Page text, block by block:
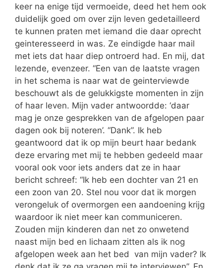
keer na enige tijd vermoeide, deed het hem ook
duidelijk goed om over zijn leven gedetailleerd
te kunnen praten met iemand die daar oprecht
geinteresseerd in was. Ze eindigde haar mail
met iets dat haar diep ontroerd had. En mij, dat
lezende, evenzeer. “Een van de laatste vragen
in het schema is naar wat de geinterviewde
beschouwt als de gelukkigste momenten in zijn
of haar leven. Mijn vader antwoordde: ‘daar
mag je onze gesprekken van de afgelopen paar
dagen ook bij noteren’. “Dank”. Ik heb
geantwoord dat ik op mijn beurt haar bedank
deze ervaring met mij te hebben gedeeld maar
vooral ook voor iets anders dat ze in haar
bericht schreef: “Ik heb een dochter van 21 en
een zoon van 20. Stel nou voor dat ik morgen
verongeluk of overmorgen een aandoening krijg
waardoor ik niet meer kan communiceren.
Zouden mijn kinderen dan net zo onwetend
naast mijn bed en lichaam zitten als ik nog
afgelopen week aan het bed van mijn vader? Ik